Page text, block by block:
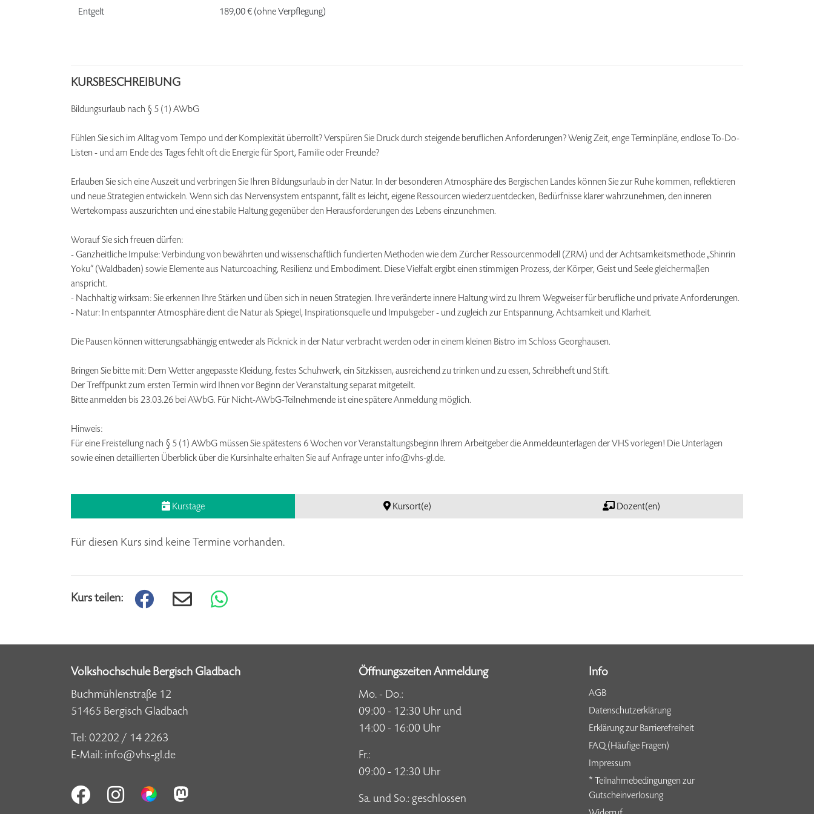
Entgelt 189,00 € (ohne Verpflegung)
KURSBESCHREIBUNG
Bildungsurlaub nach § 5 (1) AWbG
Fühlen Sie sich im Alltag vom Tempo und der Komplexität überrollt? Verspüren Sie Druck durch steigende beruflichen Anforderungen? Wenig Zeit, enge Terminpläne, endlose To-Do-
Listen - und am Ende des Tages fehlt oft die Energie für Sport, Familie oder Freunde?
Erlauben Sie sich eine Auszeit und verbringen Sie Ihren Bildungsurlaub in der Natur. In der besonderen Atmosphäre des Bergischen Landes können Sie zur Ruhe kommen, reflektieren
und neue Strategien entwickeln. Wenn sich das Nervensystem entspannt, fällt es leicht, eigene Ressourcen wiederzuentdecken, Bedürfnisse klarer wahrzunehmen, den inneren
Wertekompass auszurichten und eine stabile Haltung gegenüber den Herausforderungen des Lebens einzunehmen.
Worauf Sie sich freuen dürfen:
- Ganzheitliche Impulse: Verbindung von bewährten und wissenschaftlich fundierten Methoden wie dem Zürcher Ressourcenmodell (ZRM) und der Achtsamkeitsmethode „Shinrin
Yoku“ (Waldbaden) sowie Elemente aus Naturcoaching, Resilienz und Embodiment. Diese Vielfalt ergibt einen stimmigen Prozess, der Körper, Geist und Seele gleichermaßen
anspricht.
- Nachhaltig wirksam: Sie erkennen Ihre Stärken und üben sich in neuen Strategien. Ihre veränderte innere Haltung wird zu Ihrem Wegweiser für berufliche und private Anforderungen.
- Natur: In entspannter Atmosphäre dient die Natur als Spiegel, Inspirationsquelle und Impulsgeber - und zugleich zur Entspannung, Achtsamkeit und Klarheit.
Die Pausen können witterungsabhängig entweder als Picknick in der Natur verbracht werden oder in einem kleinen Bistro im Schloss Georghausen.
Bringen Sie bitte mit: Dem Wetter angepasste Kleidung, festes Schuhwerk, ein Sitzkissen, ausreichend zu trinken und zu essen, Schreibheft und Stift.
Der Treffpunkt zum ersten Termin wird Ihnen vor Beginn der Veranstaltung separat mitgeteilt.
Bitte anmelden bis 23.03.26 bei AWbG. Für Nicht-AWbG-Teilnehmende ist eine spätere Anmeldung möglich.
Hinweis:
Für eine Freistellung nach § 5 (1) AWbG müssen Sie spätestens 6 Wochen vor Veranstaltungsbeginn Ihrem Arbeitgeber die Anmeldeunterlagen der VHS vorlegen! Die Unterlagen
sowie einen detaillierten Überblick über die Kursinhalte erhalten Sie auf Anfrage unter info@vhs-gl.de.
Kurstage Kursort(e) Dozent(en)
Für diesen Kurs sind keine Termine vorhanden.
Kurs teilen:
Volkshochschule Bergisch Gladbach
Buchmühlenstraße 12
51465 Bergisch Gladbach
Tel: 02202 / 14 2263
E-Mail: info@vhs-gl.de
Öffnungszeiten Anmeldung
Mo. - Do.:
09:00 - 12:30 Uhr und
14:00 - 16:00 Uhr
Fr.:
09:00 - 12:30 Uhr
Sa. und So.: geschlossen
Info
AGB
Datenschutzerklärung
Erklärung zur Barrierefreiheit
FAQ (Häufige Fragen)
Impressum
* Teilnahmebedingungen zur
Gutscheinverlosung